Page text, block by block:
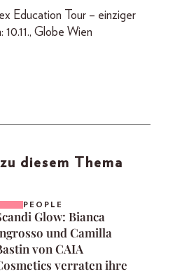
Education Tour – einziger
Globe Wien
diesem Thema
PEOPLE
Glow: Bianca
und Camilla
von CAIA
verraten ihre